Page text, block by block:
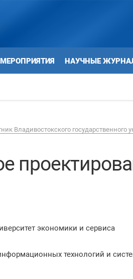
МЕРОПРИЯТИЯ НАУЧНЫЕ
Владивостокского государственного
экономики и сервиса
технологий и